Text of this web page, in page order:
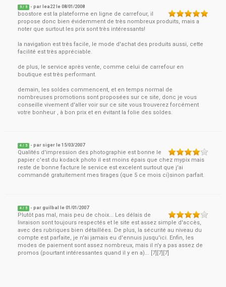
5 / 5 - par lea22 le08/01/2008
boostore est la plateforme en ligne de carrefour, il
propose donc bien évidemment de très nombreux produits, mais a
noter que surtout les prix sont très intéressants!
la navigation est très facile, le mode d'achat des produits aussi, cette
facilité est très appréciable.
de plus, le service après vente, comme celui de carrefour en
boutique est très performant.
demain, les soldes commencent, et en temps normal de
nombreuses promotions sont proposées sur ce site, donc je vous
conseille vivement d'aller voir sur ce site vous trouverez forcément
votre bonheur , à bon prix et en évitant la folie des soldes.
4 / 5 - par siger le15/03/2007
Qualités d'impression des photographie est bonne le
papier c'est du kodack photo il est moins épais que chez mypix mais
reste de bonne facture le service est excelent surtout que j'ai
commandé gratuitement mes tirages (que 5 ce mois ci)sinon parfait.
4 / 5 - parguilbal le01/01/2007
Plutôt pas mal, mais peu de choix... Les délais de
livraison sont toujours respectés et le site est assez simple d'accès,
avec des rubriques bien détaillées. De plus, la sécurité au niveau du
compte est parfaite, je n'ai jamais eu d'ennuis jusqu'ici. Enfin, les
modes de paiement sont assez nombreux, mais il n'y a pas assez de
promos (pourtant intéressantes quand il y en a)... [7][7][7]